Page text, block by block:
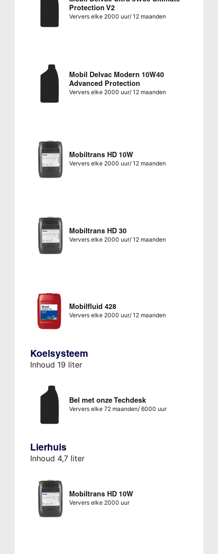
Protection V2
Ververs elke 2000 uur/ 12 maanden
Mobil Delvac Modern 10W40
Advanced Protection
Ververs elke 2000 uur/ 12 maanden
Mobiltrans HD 10W
Ververs elke 2000 uur/ 12 maanden
Mobiltrans HD 30
Ververs elke 2000 uur/ 12 maanden
Mobilfluid 428
Ververs elke 2000 uur/ 12 maanden
Koelsysteem
Inhoud 19 liter
Bel met onze Techdesk
Ververs elke 72 maanden/ 6000 uur
Lierhuis
Inhoud 4,7 liter
Mobiltrans HD 10W
Ververs elke 2000 uur